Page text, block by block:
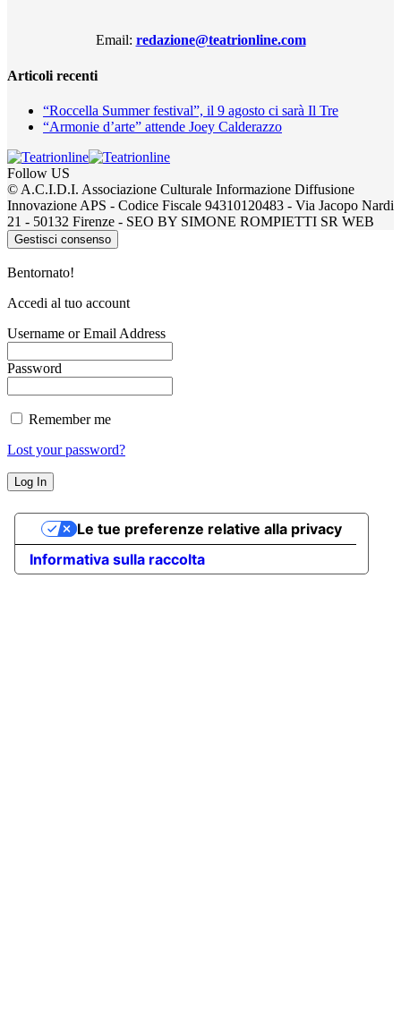
Email: redazione@teatrionline.com
Articoli recenti
“Roccella Summer festival”, il 9 agosto ci sarà Il Tre
“Armonie d’arte” attende Joey Calderazzo
Follow US
© A.C.I.D.I. Associazione Culturale Informazione Diffusione
Innovazione APS - Codice Fiscale 94310120483 - Via Jacopo Nardi
21 - 50132 Firenze - SEO BY SIMONE ROMPIETTI SR WEB
Gestisci consenso
Bentornato!
Accedi al tuo account
Username or Email Address
Password
Remember me
Lost your password?
Informativa sulla raccolta
Le tue preferenze relative alla privacy